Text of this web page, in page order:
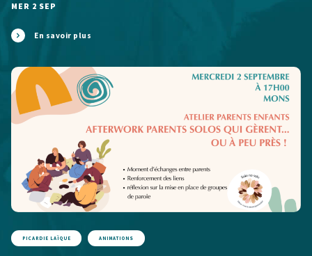
MER 2 SEP
En savoir plus
PICARDIE LAÏQUE ANIMATIONS